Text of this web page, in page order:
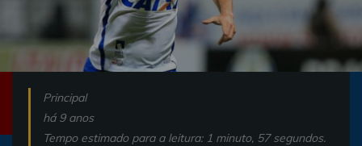
Principal
há 9 anos
Tempo estimado para a leitura: 1 minuto, 57 segundos.